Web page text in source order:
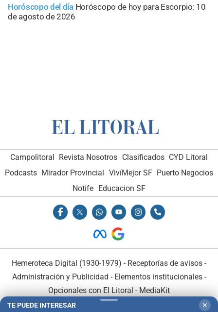
Horóscopo del día Horóscopo de hoy para Escorpio: 10
de agosto de 2026
Campolitoral Revista Nosotros Clasificados CYD Litoral
Podcasts Mirador Provincial VivíMejor SF Puerto Negocios
Notife
Educacion SF
Hemeroteca Digital (1930-1979) - Receptorías de avisos -
Administración y Publicidad - Elementos institucionales-
Opcionales con El Litoral - MediaKit
TE PUEDE INTERESAR ✕